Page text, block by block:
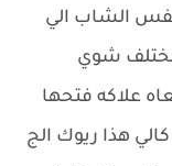
الشاب الي
مختلف شوي
علاكه فتحها
هذا ريوك الج